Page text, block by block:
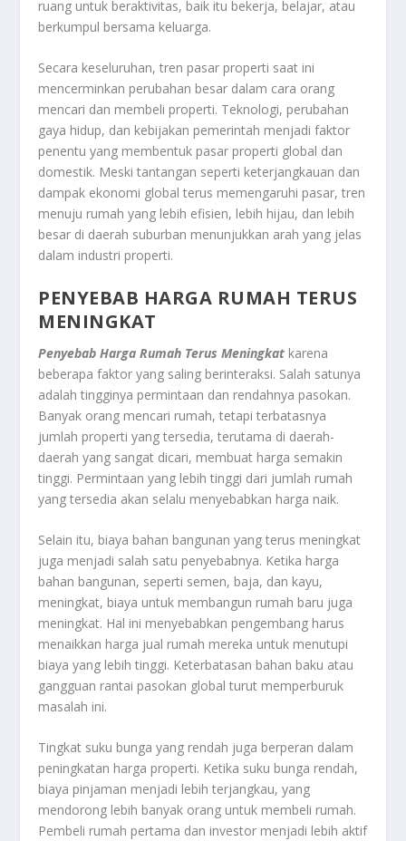
ruang untuk beraktivitas, baik itu bekerja, belajar, atau
berkumpul bersama keluarga.
Secara keseluruhan, tren pasar properti saat ini
mencerminkan perubahan besar dalam cara orang
mencari dan membeli properti. Teknologi, perubahan
gaya hidup, dan kebijakan pemerintah menjadi faktor
penentu yang membentuk pasar properti global dan
domestik. Meski tantangan seperti keterjangkauan dan
dampak ekonomi global terus memengaruhi pasar, tren
menuju rumah yang lebih efisien, lebih hijau, dan lebih
besar di daerah suburban menunjukkan arah yang jelas
dalam industri properti.
PENYEBAB HARGA RUMAH TERUS
MENINGKAT
Penyebab Harga Rumah Terus Meningkat karena
beberapa faktor yang saling berinteraksi. Salah satunya
adalah tingginya permintaan dan rendahnya pasokan.
Banyak orang mencari rumah, tetapi terbatasnya
jumlah properti yang tersedia, terutama di daerah-
daerah yang sangat dicari, membuat harga semakin
tinggi. Permintaan yang lebih tinggi dari jumlah rumah
yang tersedia akan selalu menyebabkan harga naik.
Selain itu, biaya bahan bangunan yang terus meningkat
juga menjadi salah satu penyebabnya. Ketika harga
bahan bangunan, seperti semen, baja, dan kayu,
meningkat, biaya untuk membangun rumah baru juga
meningkat. Hal ini menyebabkan pengembang harus
menaikkan harga jual rumah mereka untuk menutupi
biaya yang lebih tinggi. Keterbatasan bahan baku atau
gangguan rantai pasokan global turut memperburuk
masalah ini.
Tingkat suku bunga yang rendah juga berperan dalam
peningkatan harga properti. Ketika suku bunga rendah,
biaya pinjaman menjadi lebih terjangkau, yang
mendorong lebih banyak orang untuk membeli rumah.
Pembeli rumah pertama dan investor menjadi lebih aktif